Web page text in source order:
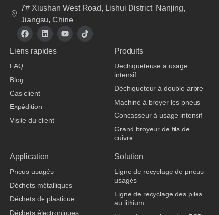
7# Xiushan West Road, Lishui District, Nanjing,
Jiangsu, Chine
F
a
c
e
L
i
n
k
Y
o
u
T
i
k
Liens rapides
FAQ
Blog
Cas client
Expédition
Visite du client
Produits
Déchiqueteuse à usage
intensif
Déchiqueteur à double arbre
Machine à broyer les pneus
Concasseur à usage intensif
Grand broyeur de fils de
cuivre
Application
Pneus usagés
Déchets métalliques
Déchets de plastique
Déchets électroniques
Solution
Ligne de recyclage de pneus
usagés
Ligne de recyclage des piles
au lithium